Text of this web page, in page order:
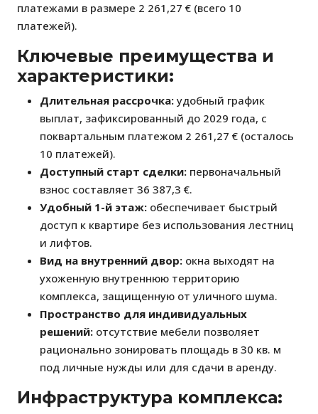
платежами в размере 2 261,27 € (всего 10
платежей).
Ключевые преимущества и
характеристики:
Длительная рассрочка: удобный график
выплат, зафиксированный до 2029 года, с
поквартальным платежом 2 261,27 € (осталось
10 платежей).
Доступный старт сделки: первоначальный
взнос составляет 36 387,3 €.
Удобный 1-й этаж: обеспечивает быстрый
доступ к квартире без использования лестниц
и лифтов.
Вид на внутренний двор: окна выходят на
ухоженную внутреннюю территорию
комплекса, защищенную от уличного шума.
Пространство для индивидуальных
решений: отсутствие мебели позволяет
рационально зонировать площадь в 30 кв. м
под личные нужды или для сдачи в аренду.
Инфраструктура комплекса: